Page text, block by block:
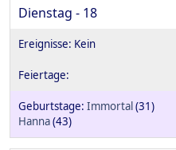
Dienstag - 18
Immortal(31)
Hanna(43)